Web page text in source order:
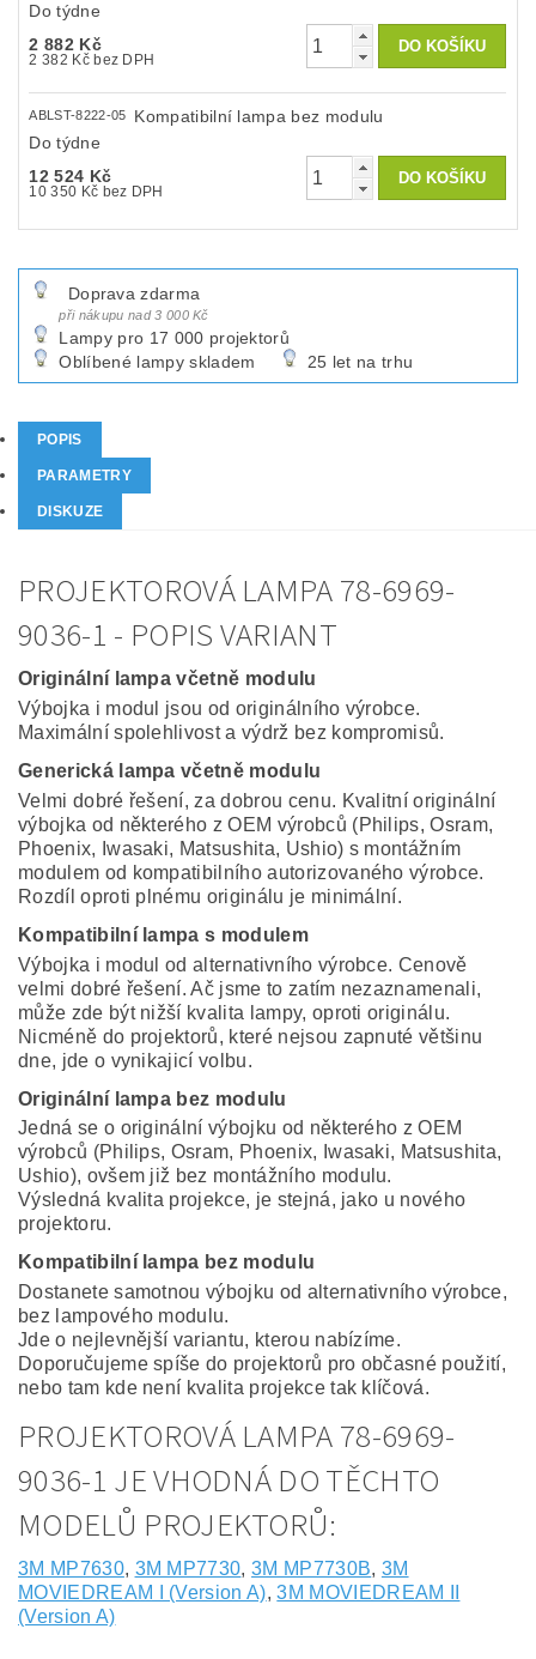
Do týdne
2 882 Kč
2 382 Kč bez DPH
ABLST-8222-05
Kompatibilní lampa bez modulu
Do týdne
12 524 Kč
10 350 Kč bez DPH
Doprava zdarma
při nákupu nad 3 000 Kč
Lampy pro 17 000 projektorů
Oblíbené lampy skladem
25 let na trhu
POPIS
PARAMETRY
DISKUZE
PROJEKTOROVÁ LAMPA 78-6969-
9036-1 - POPIS VARIANT
Originální lampa včetně modulu
Výbojka i modul jsou od originálního výrobce.
Maximální spolehlivost a výdrž bez kompromisů.
Generická lampa včetně modulu
Velmi dobré řešení, za dobrou cenu. Kvalitní originální
výbojka od některého z OEM výrobců (Philips, Osram,
Phoenix, Iwasaki, Matsushita, Ushio) s montážním
modulem od kompatibilního autorizovaného výrobce.
Rozdíl oproti plnému originálu je minimální.
Kompatibilní lampa s modulem
Výbojka i modul od alternativního výrobce. Cenově
velmi dobré řešení. Ač jsme to zatím nezaznamenali,
může zde být nižší kvalita lampy, oproti originálu.
Nicméně do projektorů, které nejsou zapnuté většinu
dne, jde o vynikajicí volbu.
Originální lampa bez modulu
Jedná se o originální výbojku od některého z OEM
výrobců (Philips, Osram, Phoenix, Iwasaki, Matsushita,
Ushio), ovšem již bez montážního modulu.
Výsledná kvalita projekce, je stejná, jako u nového
projektoru.
Kompatibilní lampa bez modulu
Dostanete samotnou výbojku od alternativního výrobce,
bez lampového modulu.
Jde o nejlevnější variantu, kterou nabízíme.
Doporučujeme spíše do projektorů pro občasné použití,
nebo tam kde není kvalita projekce tak klíčová.
PROJEKTOROVÁ LAMPA 78-6969-
9036-1 JE VHODNÁ DO TĚCHTO
MODELŮ PROJEKTORŮ:
3M MP7630, 3M MP7730,3M MP7730B, 3M
MOVIEDREAM I (Version A),3M MOVIEDREAM II
(Version A)